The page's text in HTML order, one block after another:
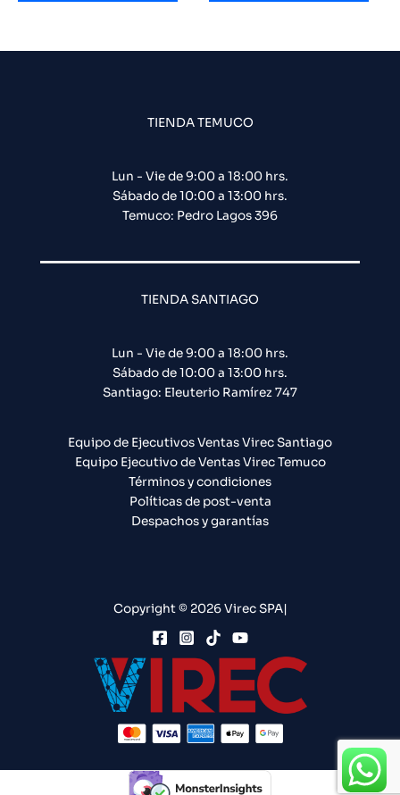
TIENDA TEMUCO
Lun - Vie de 9:00 a 18:00 hrs.
Sábado de 10:00 a 13:00 hrs.
Temuco: Pedro Lagos 396
TIENDA SANTIAGO
Lun - Vie de 9:00 a 18:00 hrs.
Sábado de 10:00 a 13:00 hrs.
Santiago: Eleuterio Ramírez 747​
Equipo de Ejecutivos Ventas Virec Santiago
Equipo Ejecutivo de Ventas Virec Temuco
Términos y condiciones
Políticas de post-venta
Despachos y garantías
Copyright © 2026 Virec SPA|